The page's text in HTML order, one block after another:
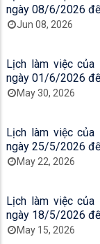
ngày 08/6/2026
Jun 08, 2026
Lịch làm việc của
ngày 01/6/2026
May 30, 2026
Lịch làm việc của
ngày 25/5/2026
May 22, 2026
Lịch làm việc của
ngày 18/5/2026
May 15, 2026